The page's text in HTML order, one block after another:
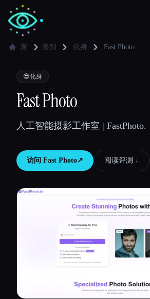
✍️写作者
💻
家 类别 化身 Fast Photo
😎化身
Fast Photo
人工智能摄影工作室 | FastPhoto.
访问 Fast Photo↗︎ 阅读评测 ↓︎